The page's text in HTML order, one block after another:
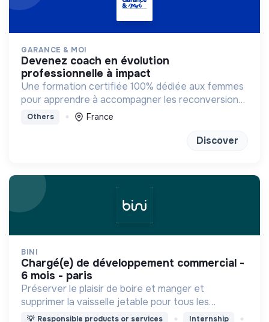
GARANCE & MOI
devenez coach en évolution
professionnelle à impact
Une formation certifiée 100% dédiée aux femmes
pour apprendre à accompagner les reconversions
vers des métiers qui ont du sens.
Others France
Discover
BINI
chargé(e) de développement commercial -
6 mois - paris
Préserver le plaisir de boire et manger et
supprimer la vaisselle jetable pour tous les
gourmands en extérieur, les entreprises et les
💡 Responsible products or services Internship